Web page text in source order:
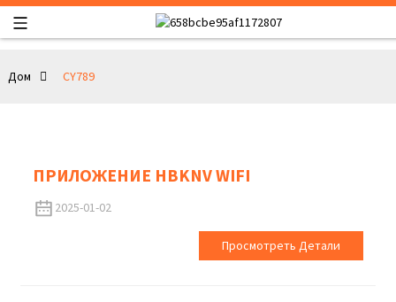
Дом CY789
ПРИЛОЖЕНИЕ HBKNV WIFI
2025-01-02
Просмотреть Детали